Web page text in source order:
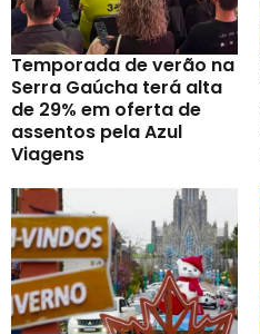
Temporada de verão na
Serra Gaúcha terá alta
de 29% em oferta de
assentos pela Azul
Viagens